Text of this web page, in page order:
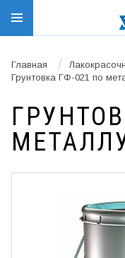
Главная /
Грунтовка ГФ-021 по